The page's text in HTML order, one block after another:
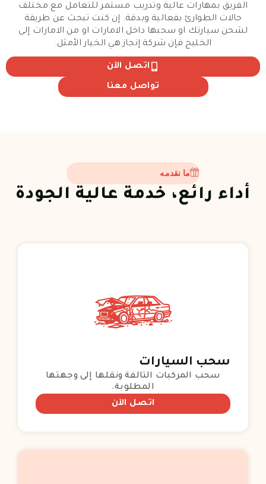
الفريق بمهارات عالية وتدريب مستمر للتعامل مع مختلف
حالات الطوارئ بفعالية وبدقة. إن كنت تبحث عن طريقة
لشحن سيارتك او سحبها داخل الامارات او من الامارات إلى
الخليج فإن شركة إنجاز هي الخيار الأمثل.
اتصل الآن
تواصل معنا
ما نقدمه
أداء رائع، خدمة عالية الجودة
سحب السيارات
سحب المركبات التالفة ونقلها إلى وجهتها
المطلوبة.
اتصل الآن